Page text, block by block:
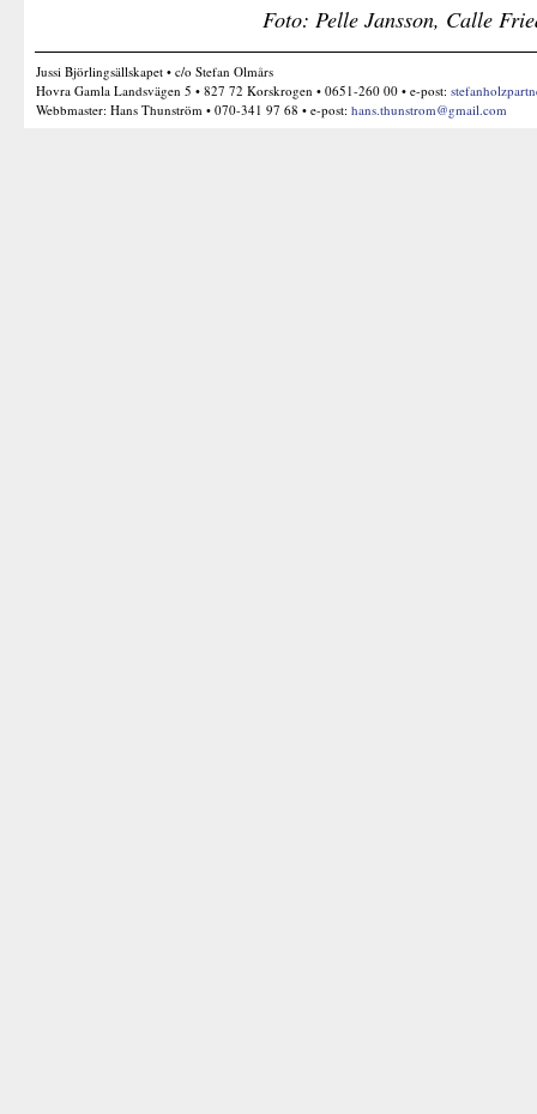
Foto: Pelle Jansson, Calle
Jussi Björlingsällskapet • c/o Stefan Olmårs
Hovra Gamla Landsvägen 5 • 827 72 Korskrogen • 0651-260 00 • e-post:
Webbmaster: Hans Thunström • 070-341 97 68 • e-post: hans.thunstrom@gmail.com